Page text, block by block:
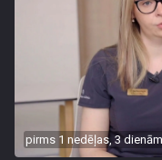
pirms 1 nedēļas, 3 dienām